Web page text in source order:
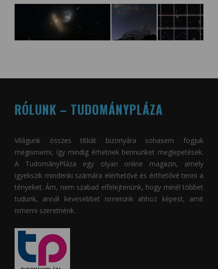
RÓLUNK – TUDOMÁNYPLÁZA
Világunk összes titkát bizonyára sohasem fogjuk
megismerni, így mindig érhetnek bennünket meglepetések.
A TudományPláza egy olyan online magazin, amely
igyekszik mindenki számára elérhetővé és érthetővé tenni a
tényeket. Ám, nem szabad elfelejtenünk, hogy minél többet
tudunk, annál kevesebbet ismerünk ahhoz képest, amit
ismerni szeretnénk.